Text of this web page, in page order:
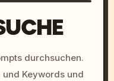
durchsuchen.
Keywords und